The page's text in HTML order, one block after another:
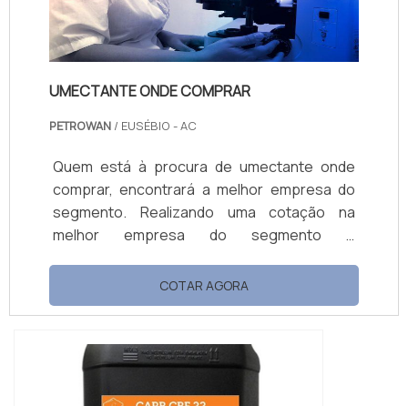
UMECTANTE ONDE COMPRAR
PETROWAN / EUSÉBIO - AC
Quem está à procura de umectante onde
comprar, encontrará a melhor empresa do
segmento. Realizando uma cotação na
melhor empresa do segmento e
da área de atuação. Quando o tema é
umectante onde comprar, com a Petrowan
técnica especializada. UM POUCO MAIS
SOBRE UMECTANTE ONDE COMPRAR A
Petrowan centraliza seus esforços em
COTAR AGORA